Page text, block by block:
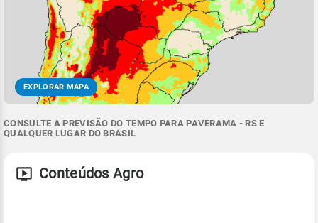
EXPLORAR MAPA
CONSULTE A PREVISÃO DO TEMPO PARA PAVERAMA - RS E
QUALQUER LUGAR DO BRASIL
Conteúdos Agro